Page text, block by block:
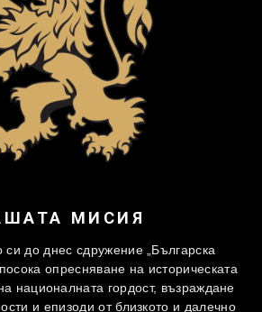
МИСИЯ
си до днес сдружение „Българска
опресняване на историческата
националната гордост, възраждане
и епизоди от близкото и далечно